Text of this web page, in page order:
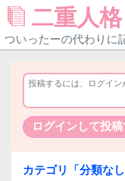
二重人
ついったーの代わりに
カテゴリ「 分類なし